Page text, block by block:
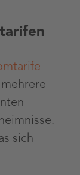
sich